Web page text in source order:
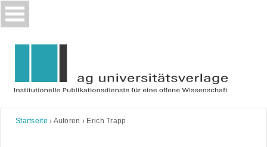
Skip
to
Startseite › Autoren › Erich Trapp